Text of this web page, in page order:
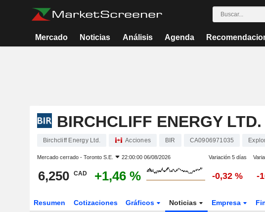
Mercado Noticias Análisis Agenda
BIRCHCLIFF ENERGY LTD.
Birchcliff Energy Ltd. Acciones BIR CA0906971035
Mercado cerrado - Toronto S.E. 22:00:00 06/08/2026 Variación 5 días
6,250 CAD +1,46 % -0,32 % -
Resumen Cotizaciones Gráficos Noticias Empresa